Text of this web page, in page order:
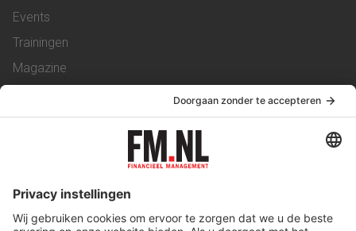
Events
Trainingen
Magazine
Service & Contact
Werken bij ons
Privacy Statement